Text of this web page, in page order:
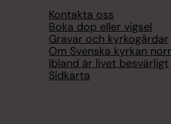
Kontakta oss
Boka dop eller vigsel
Gravar och kyrkogårdar
Om Svenska kyrkan
Ibland är livet besvärligt
Sidkarta